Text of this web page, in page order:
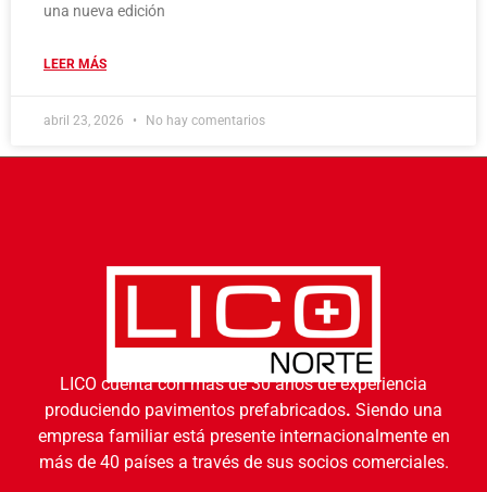
una nueva edición
LEER MÁS
abril 23, 2026 No hay comentarios
LICO cuenta con más de 30 años de experiencia
produciendo pavimentos prefabricados. Siendo una
empresa familiar está presente internacionalmente en
más de 40 países a través de sus socios comerciales.